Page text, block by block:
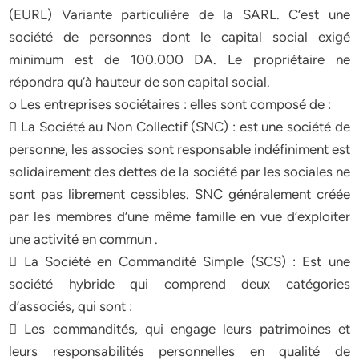
(EURL) Variante particulière de la SARL. C’est une
société de personnes dont le capital social exigé
minimum est de 100.000 DA. Le propriétaire ne
répondra qu’à hauteur de son capital social.
o Les entreprises sociétaires : elles sont composé de :
 La Société au Non Collectif (SNC) : est une société de
personne, les associes sont responsable indéfiniment est
solidairement des dettes de la société par les sociales ne
sont pas librement cessibles. SNC généralement créée
par les membres d’une même famille en vue d’exploiter
une activité en commun .
 La Société en Commandité Simple (SCS) : Est une
société hybride qui comprend deux catégories
d’associés, qui sont :
 Les commandités, qui engage leurs patrimoines et
leurs responsabilités personnelles en qualité de